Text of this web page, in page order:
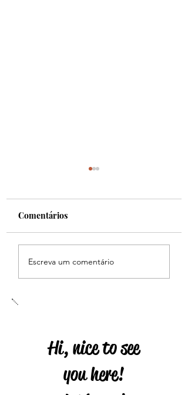
Comentários
Escreva um comentário
Hi, nice to see
you here!